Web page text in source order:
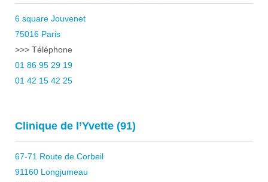
6 square Jouvenet
75016 Paris
>>> Téléphone
01 86 95 29 19
01 42 15 42 25
Clinique de l’Yvette (91)
67-71 Route de Corbeil
91160 Longjumeau